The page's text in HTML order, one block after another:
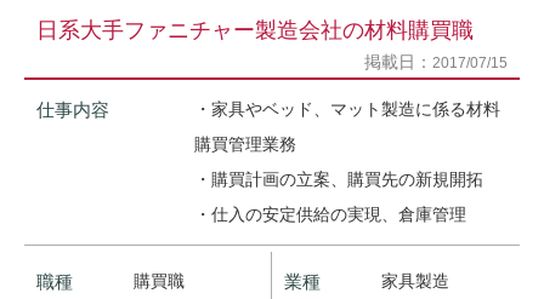
日系大手ファニチャー製造会社の材料購買職
掲載日： 2017/07/15
仕事内容
・家具やベッド、マット製造に係る材料
購買管理業務
・購買計画の立案、購買先の新規開拓
・仕入の安定供給の実現、倉庫管理
職種 購買職 業種 家具製造